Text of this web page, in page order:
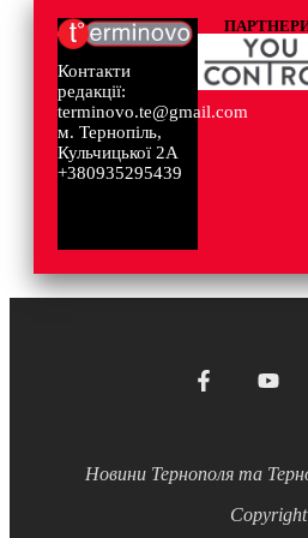
Контакти
редакції:
terminovo.te@gmail.com
м. Тернопіль,
Кульчицької 2А
+380935295439
Новини Тернополя та
Copyright